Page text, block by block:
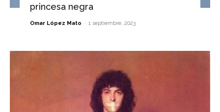
princesa negra
Omar López Mato - 1 septiembre, 2023